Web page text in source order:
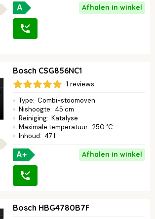
A Afhalen in winkel
Bosch CSG856NC1
1 reviews
Type: Combi-stoomoven
Nishoogte: 45 cm
Reiniging: Katalyse
Maximale temperatuur: 250 °C
Inhoud: 47 l
A+ Afhalen in winkel
Bosch HBG4780B7F